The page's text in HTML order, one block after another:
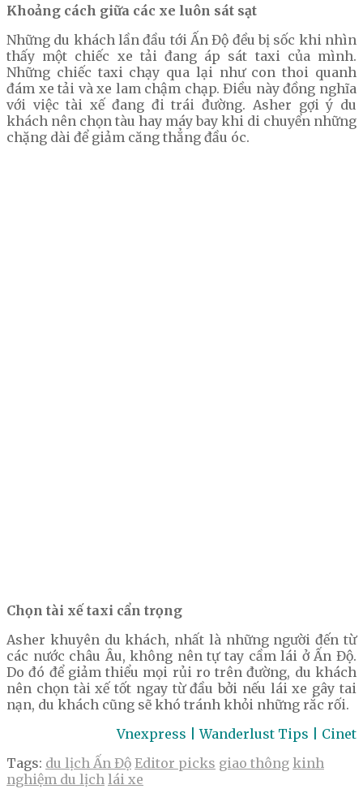
Khoảng cách giữa các xe luôn sát sạt
Những du khách lần đầu tới Ấn Độ đều bị sốc khi nhìn
thấy một chiếc xe tải đang áp sát taxi của mình.
Những chiếc taxi chạy qua lại như con thoi quanh
đám xe tải và xe lam chậm chạp. Điều này đồng nghĩa
với việc tài xế đang đi trái đường. Asher gợi ý du
khách nên chọn tàu hay máy bay khi di chuyển những
chặng dài để giảm căng thẳng đầu óc.
Chọn tài xế taxi cẩn trọng
Asher khuyên du khách, nhất là những người đến từ
các nước châu Âu, không nên tự tay cầm lái ở Ấn Độ.
Do đó để giảm thiểu mọi rủi ro trên đường, du khách
nên chọn tài xế tốt ngay từ đầu bởi nếu lái xe gây tai
nạn, du khách cũng sẽ khó tránh khỏi những rắc rối.
Vnexpress | Wanderlust Tips | Cinet
Tags: du lịch Ấn Độ Editor picks giao thông kinh
nghiệm du lịch lái xe